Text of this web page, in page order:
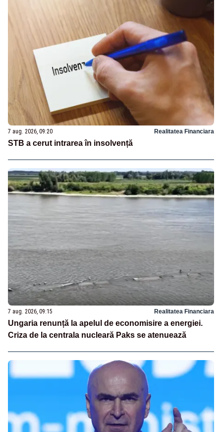
7 aug. 2026, 09:20 Realitatea Financiara
STB a cerut intrarea în insolvență
7 aug. 2026, 09:15 Realitatea Financiara
Ungaria renunță la apelul de economisire a energiei.
Criza de la centrala nucleară Paks se atenuează